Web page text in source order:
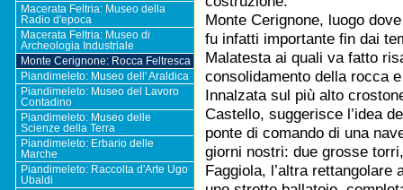
Macerata Feltria: Museo della
Radio d'epoca
Macerata Feltria: Museo di
Archeologia Industriale
Monte Cerignone: Rocca Feltresca
Piandimeleto: Museo dell' Araldica
Piandimeleto: Museo del Lavoro
Contadino
Piandimeleto: Museo delle
Scienze della Terra
Piandimeleto: Erbario delle
Marche
Piandimeleto: Raccolta d'Arte Ugo
Ubaldi
Monte Cerignone, luogo
fu infatti importante fin dai
Malatesta ai quali va fatto
consolidamento della rocca
Innalzata sul più alto
Castello, suggerisce l’idea
ponte di comando di una
giorni nostri: due grosse
Faggiola, l’altra